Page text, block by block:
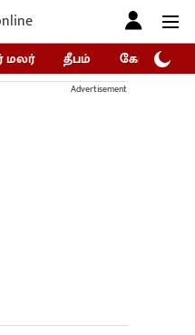
மலர் தீபம் கோகுலம்/
Advertisement